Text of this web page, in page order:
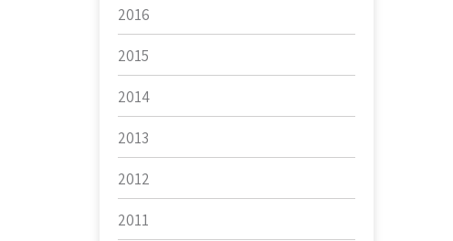
2016
2015
2014
2013
2012
2011